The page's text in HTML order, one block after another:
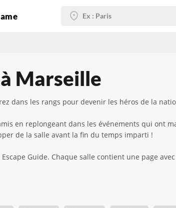
Marseille
dans les rangs pour devenir les héros de la
en replongeant dans les événements qui ont
de la salle avant la fin du temps imparti !
Guide. Chaque salle contient une page